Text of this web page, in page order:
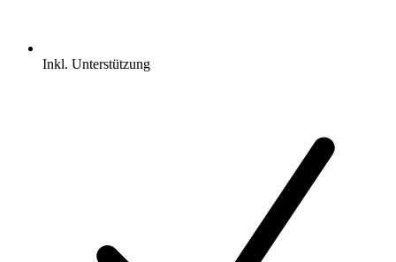
Inkl. Unterstützung